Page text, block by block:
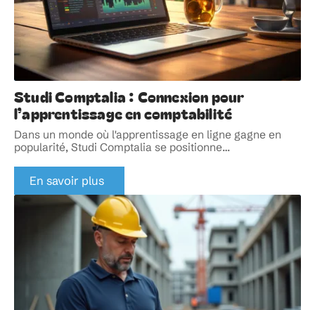
Studi Comptalia : Connexion pour
l’apprentissage en comptabilité
Dans un monde où l'apprentissage en ligne gagne en
popularité, Studi Comptalia se positionne…
En savoir plus